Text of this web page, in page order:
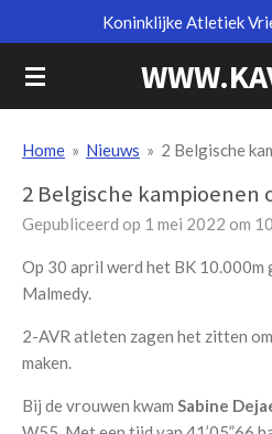
direct
naar
Koninklijke Atletiek
Home » Nieuws » 2 Belgische
2 Belgische kampioenen
Gepubliceerd op 1 mei 2022 om
Op 30 april werd het BK 10.000m
Malmedy.
2-AVR atleten zagen het zitten
maken.
Bij de vrouwen kwam Sabine